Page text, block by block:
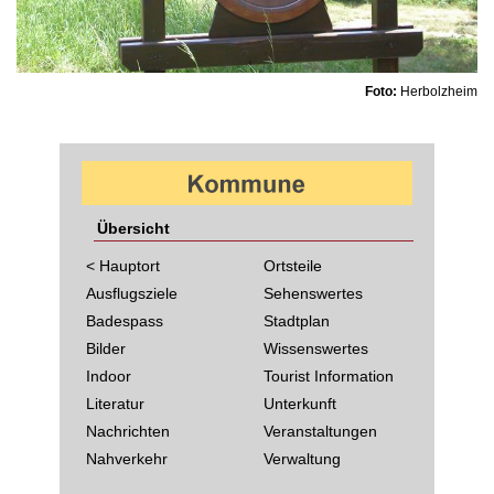
Foto: Herbolzheim
Übersicht
< Hauptort
Ausflugsziele
Badespass
Bilder
Indoor
Literatur
Nachrichten
Nahverkehr
Ortsteile
Sehenswertes
Stadtplan
Wissenswertes
Tourist Information
Unterkunft
Veranstaltungen
Verwaltung